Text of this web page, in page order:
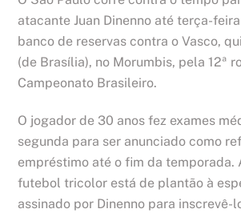
atacante Juan Dinenno até terça-
banco de reservas contra o Vasco,
(de Brasília), no Morumbis, pela 12ª
Campeonato Brasileiro.
O jogador de 30 anos fez exames
segunda para ser anunciado como
empréstimo até o fim da temporada.
futebol tricolor está de plantão à
assinado por Dinenno para inscrevê-